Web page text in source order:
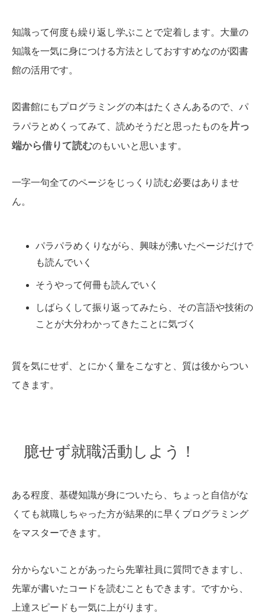
知識って何度も繰り返し学ぶことで定着します。大量の
知識を一気に身につける方法としておすすめなのが図書
館の活用です。
図書館にもプログラミングの本はたくさんあるので、パ
ラパラとめくってみて、読めそうだと思ったものを片っ
端から借りて読むのもいいと思います。
一字一句全てのページをじっくり読む必要はありませ
ん。
パラパラめくりながら、興味が沸いたページだけで
も読んでいく
そうやって何冊も読んでいく
しばらくして振り返ってみたら、その言語や技術の
ことが大分わかってきたことに気づく
質を気にせず、とにかく量をこなすと、質は後からつい
てきます。
臆せず就職活動しよう！
ある程度、基礎知識が身についたら、ちょっと自信がな
くても就職しちゃった方が結果的に早くプログラミング
をマスターできます。
分からないことがあったら先輩社員に質問できますし、
先輩が書いたコードを読むこともできます。ですから、
上達スピードも一気に上がります。